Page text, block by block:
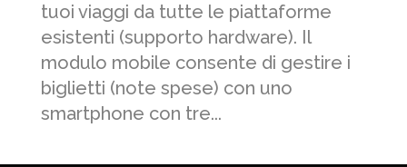
tuoi viaggi da tutte le piattaforme
esistenti (supporto hardware). Il
modulo mobile consente di gestire i
biglietti (note spese) con uno
smartphone con tre...